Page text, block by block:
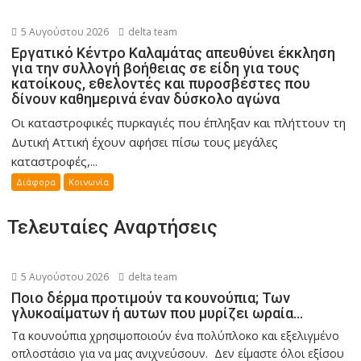
5 Αυγούστου 2026 delta team
Εργατικό Κέντρο Καλαμάτας απευθύνει έκκληση
για την συλλογή βοήθειας σε είδη για τους
κατοίκους, εθελοντές και πυροσβέστες που
δίνουν καθημερινά έναν δύσκολο αγώνα
Οι καταστροφικές πυρκαγιές που έπληξαν και πλήττουν τη
Δυτική Αττική έχουν αφήσει πίσω τους μεγάλες
καταστροφές,...
Διάφορα Κοινωνία
Τελευταίες Αναρτήσεις
5 Αυγούστου 2026 delta team
Ποιο δέρμα προτιμούν τα κουνούπια; Των
γλυκοαίματων ή αυτων που μυρίζει ωραία…
Τα κουνούπια χρησιμοποιούν ένα πολύπλοκο και εξελιγμένο
οπλοστάσιο για να μας ανιχνεύσουν. Δεν είμαστε όλοι εξίσου